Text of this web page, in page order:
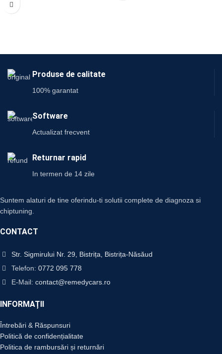
Produse de calitate
100% garantat
Software
Actualizat frecvent
Returnar rapid
In termen de 14 zile
Suntem alaturi de tine oferindu-ti solutii complete de diagnoza si
chiptuning.
CONTACT
Str. Sigmirului Nr. 29, Bistrița, Bistrița-Năsăud
Telefon: 0772 095 778
E-Mail: contact@remedycars.ro
INFORMAȚII
Întrebări & Răspunsuri
Politică de confidențialitate
Politica de rambursări și returnări